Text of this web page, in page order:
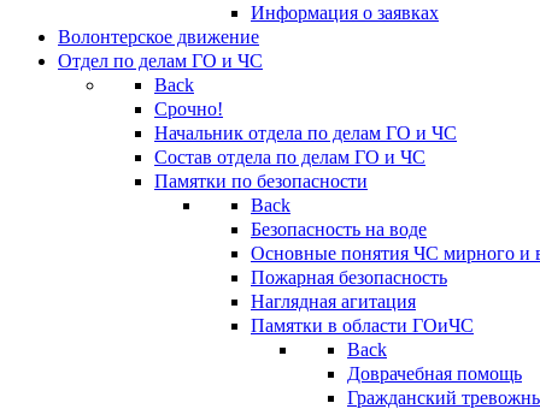
Информация о заявках
Волонтерское движение
Отдел по делам ГО и ЧС
Back
Срочно!
Начальник отдела по делам ГО и ЧС
Состав отдела по делам ГО и ЧС
Памятки по безопасности
Back
Безопасность на воде
Основные понятия ЧС мирного и
Пожарная безопасность
Наглядная агитация
Памятки в области ГОиЧС
Back
Доврачебная помощь
Гражданский